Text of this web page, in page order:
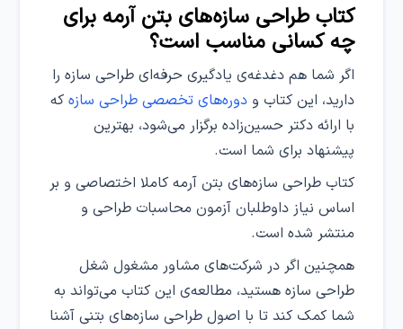
کتاب طراحی سازه‌های بتن آرمه برای
چه کسانی مناسب است؟
اگر شما هم دغدغه‌ی یادگیری حرفه‌ای طراحی سازه را
دارید، این کتاب ودوره‌های تخصصی طراحی سازه که
با ارائه دکتر حسین‌زاده برگزار می‌شود، بهترین
پیشنهاد برای شما است.
کتاب طراحی سازه‌های بتن آرمه کاملا اختصاصی و بر
اساس نیاز داوطلبان آزمون محاسبات طراحی و
منتشر شده است.
همچنین اگر در شرکت‌های مشاور مشغول شغل
طراحی سازه هستید، مطالعه‌ی این کتاب می‌تواند به
شما کمک کند تا با اصول طراحی سازه‌های بتنی آشنا